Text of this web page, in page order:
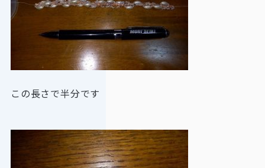
この長さで半分です